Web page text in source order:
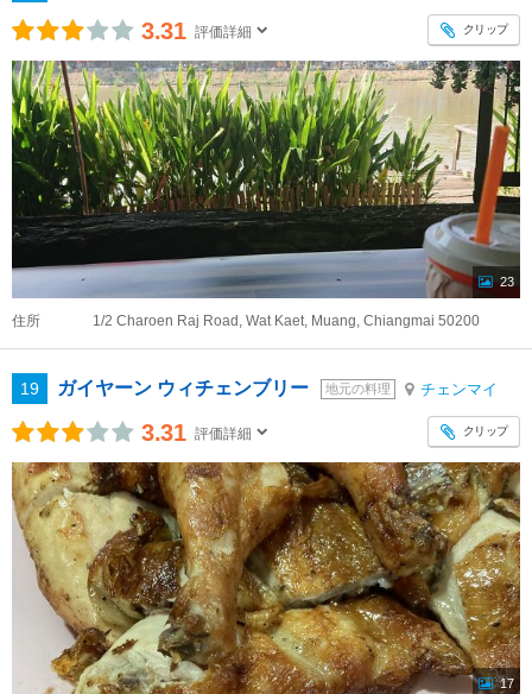
3.31 評価詳細 クリップ
23
住所 1/2 Charoen Raj Road, Wat Kaet, Muang, Chiangmai 50200
19 ガイヤーン ウィチェンブリー 地元の料理 チェンマイ
3.31 評価詳細 クリップ
17